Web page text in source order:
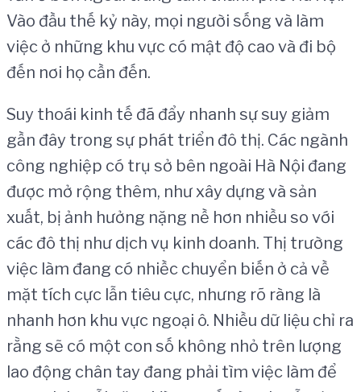
Vào đầu thế kỷ này, mọi người sống và làm
việc ở những khu vực có mật độ cao và đi bộ
đến nơi họ cần đến.
Suy thoái kinh tế đã đẩy nhanh sự suy giảm
gần đây trong sự phát triển đô thị. Các ngành
công nghiệp có trụ sở bên ngoài Hà Nội đang
được mở rộng thêm, như xây dựng và sản
xuất, bị ảnh hưởng nặng nề hơn nhiều so với
các đô thị như dịch vụ kinh doanh. Thị trường
việc làm đang có nhiềc chuyển biến ở cả về
mặt tích cực lẫn tiêu cực, nhưng rõ ràng là
nhanh hơn khu vực ngoại ô. Nhiều dữ liệu chỉ ra
rằng sẽ có một con số không nhỏ trên lượng
lao động chân tay đang phải tìm việc làm để